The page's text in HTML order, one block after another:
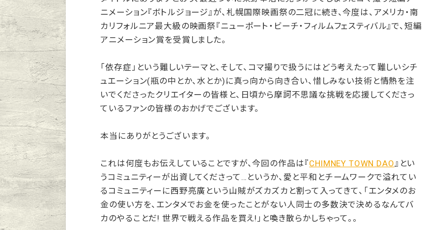
ニメーション『ボトルジョージ』が、札幌国際映画祭の二冠に続き、今度は、アメリカ・南
カリフォルニア最大級の映画祭『ニューポート・ビーチ・フィルムフェスティバル』で、短編
アニメーション賞を受賞しました。
「依存症」という難しいテーマと、そして、コマ撮りで扱うにはどう考えたって難しいシチ
ュエーション(瓶の中とか、水とか)に真っ向から向き合い、惜しみない技術と情熱を注
いでくださったクリエイターの皆様と、日頃から摩訶不思議な挑戦を応援してくださっ
ているファンの皆様のおかげでございます。
本当にありがとうございます。
これは何度もお伝えしていることですが、今回の作品は『CHIMNEY TOWN DAO 』とい
うコミュニティーが出資してくださって…というか、愛と平和とチームワークで溢れてい
るコミュニティーに西野亮廣という山賊がズカズカと割って入ってきて、「エンタメのお
金の使い方を、エンタメでお金を使ったことがない人同士の多数決で決めるなんてバ
カのやることだ! 世界で戦える作品を買え!」と喚き散らかしちゃって。。